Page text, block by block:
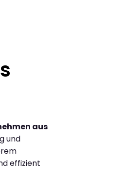
aus
und
effizient